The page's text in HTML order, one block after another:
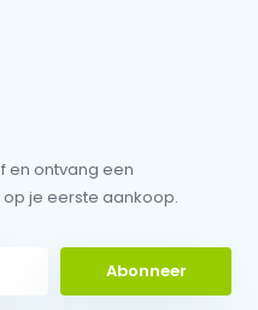
en ontvang een
je eerste aankoop.
Abonneer